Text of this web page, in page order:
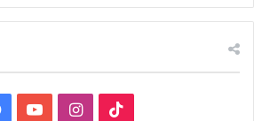
Facebook
YouTubeInstagram